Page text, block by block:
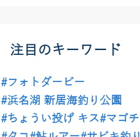
注目のキーワード
#フォトダービー
#浜名湖 新居海釣り公園
#ちょうい投げ キス#マゴチ